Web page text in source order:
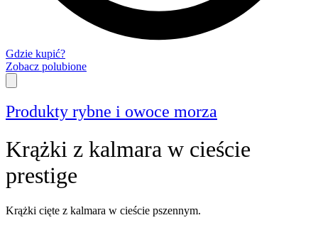
Gdzie kupić?
Zobacz polubione
Produkty rybne i owoce morza
Krążki z kalmara w cieście
prestige
Krążki cięte z kalmara w cieście pszennym.